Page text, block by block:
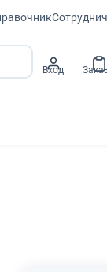
Вход